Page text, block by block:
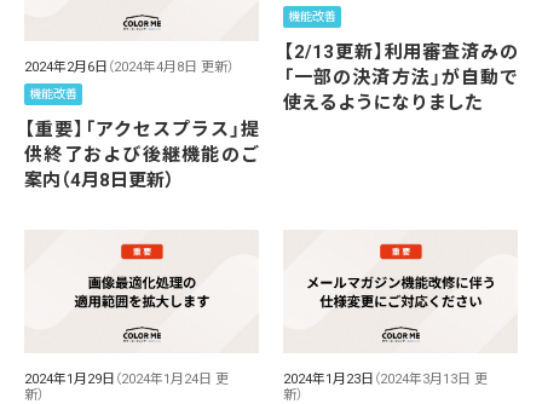
2024年2月6日 （2024年4月8日 更新）
機能改善
【重要】「アクセスプラス」提
供終了および後継機能のご
案内（4月8日更新）
機能改善
【2/13更新】利用審査済みの
「一部の決済方法」が自動で
使えるようになりました
2024年1月29日 （2024年1月24日 更
新）
2024年1月23日 （2024年3月13日 更
新）